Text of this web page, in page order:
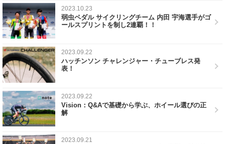
2023.10.23
弱虫ペダル サイクリングチーム 内田 宇海選手がゴ
ールスプリントを制し2連覇！！
2023.09.22
ハッチンソン チャレンジャー・チューブレス発
表！
2023.09.22
Vision：Q&Aで基礎から学ぶ、ホイール選びの正
解
2023.09.21